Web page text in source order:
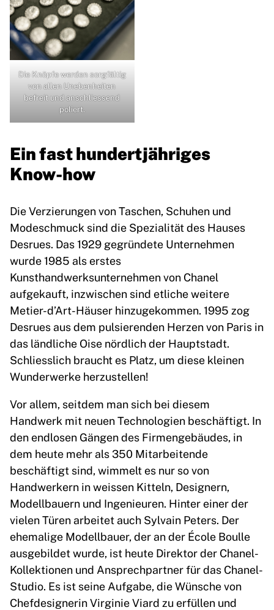
Die Knöpfe werden sorgfältig
von allen Unebenheiten
befreit und anschliessend
poliert.
Ein fast hundertjähriges
Know-how
Die Verzierungen von Taschen, Schuhen und
Modeschmuck sind die Spezialität des Hauses
Desrues. Das 1929 gegründete Unternehmen
wurde 1985 als erstes
Kunsthandwerksunternehmen von Chanel
aufgekauft, inzwischen sind etliche weitere
Metier-d’Art-Häuser hinzugekommen. 1995 zog
Desrues aus dem pulsierenden Herzen von Paris in
das ländliche Oise nördlich der Hauptstadt.
Schliesslich braucht es Platz, um diese kleinen
Wunderwerke herzustellen!
Vor allem, seitdem man sich bei diesem
Handwerk mit neuen Technologien beschäftigt. In
den endlosen Gängen des Firmengebäudes, in
dem heute mehr als 350 Mitarbeitende
beschäftigt sind, wimmelt es nur so von
Handwerkern in weissen Kitteln, Designern,
Modellbauern und Ingenieuren. Hinter einer der
vielen Türen arbeitet auch Sylvain Peters. Der
ehemalige Modellbauer, der an der École Boulle
ausgebildet wurde, ist heute Direktor der Chanel-
Kollektionen und Ansprechpartner für das Chanel-
Studio. Es ist seine Aufgabe, die Wünsche von
Chefdesignerin Virginie Viard zu erfüllen und